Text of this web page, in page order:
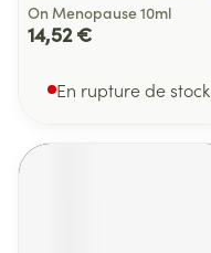
On Menopause 10ml
14,52 €
En rupture de stock